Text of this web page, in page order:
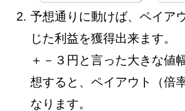
予想通りに動けば、ペイア
じた利益を獲得出来ます。
＋－３円と言った大きな値
想すると、ペイアウト（倍
なります。